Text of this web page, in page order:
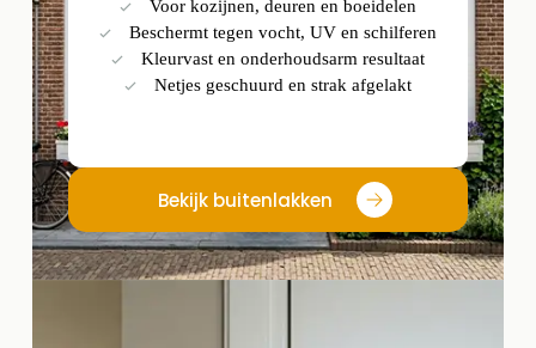
Voor kozijnen, deuren en boeidelen
Beschermt tegen vocht, UV en schilferen
Kleurvast en onderhoudsarm resultaat
Netjes geschuurd en strak afgelakt
Bekijk buitenlakken